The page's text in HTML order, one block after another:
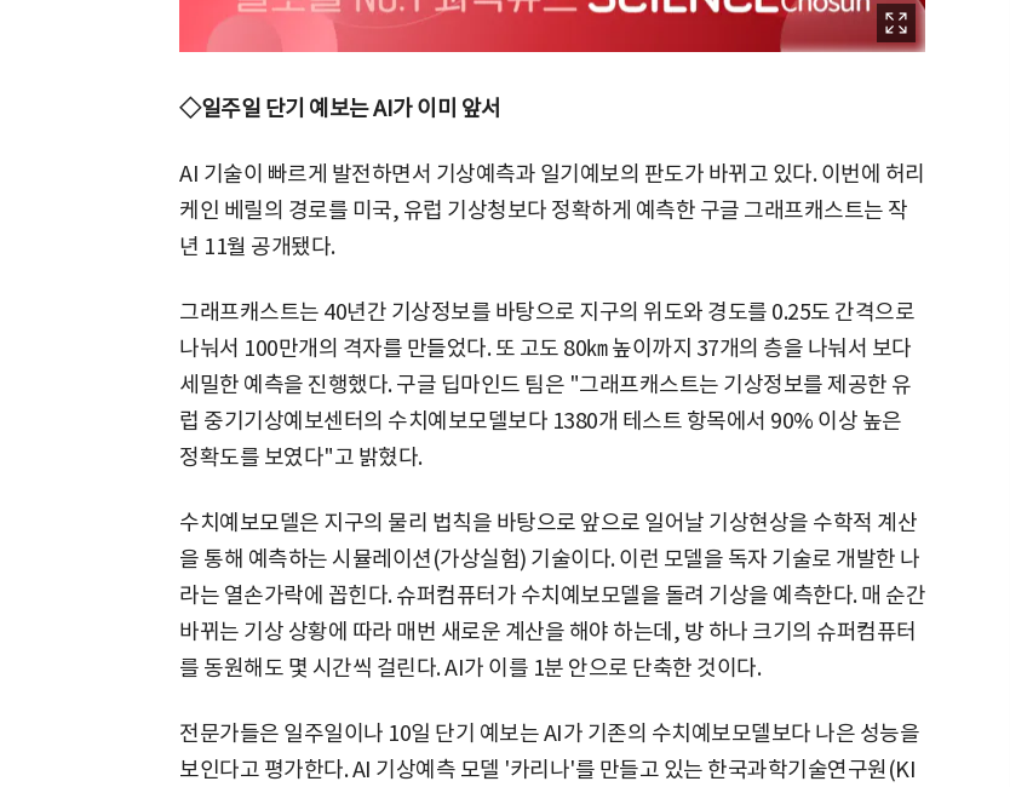
◇일주일 단기 예보는 AI가 이미 앞서
AI 기술이 빠르게 발전하면서 기상예측과 일기예보의 판도가 바뀌고 있다. 이번에 허리
케인 베릴의 경로를 미국, 유럽 기상청보다 정확하게 예측한 구글 그래프캐스트는 작
년 11월 공개됐다.
그래프캐스트는 40년간 기상정보를 바탕으로 지구의 위도와 경도를 0.25도 간격으로
나눠서 100만개의 격자를 만들었다. 또 고도 80㎞ 높이까지 37개의 층을 나눠서 보다
세밀한 예측을 진행했다. 구글 딥마인드 팀은 "그래프캐스트는 기상정보를 제공한 유
럽 중기기상예보센터의 수치예보모델보다 1380개 테스트 항목에서 90% 이상 높은
정확도를 보였다"고 밝혔다.
수치예보모델은 지구의 물리 법칙을 바탕으로 앞으로 일어날 기상현상을 수학적 계산
을 통해 예측하는 시뮬레이션(가상실험) 기술이다. 이런 모델을 독자 기술로 개발한 나
라는 열손가락에 꼽힌다. 슈퍼컴퓨터가 수치예보모델을 돌려 기상을 예측한다. 매 순간
바뀌는 기상 상황에 따라 매번 새로운 계산을 해야 하는데, 방 하나 크기의 슈퍼컴퓨터
를 동원해도 몇 시간씩 걸린다. AI가 이를 1분 안으로 단축한 것이다.
전문가들은 일주일이나 10일 단기 예보는 AI가 기존의 수치예보모델보다 나은 성능을
보인다고 평가한다. AI 기상예측 모델 '카리나'를 만들고 있는 한국과학기술연구원(KI